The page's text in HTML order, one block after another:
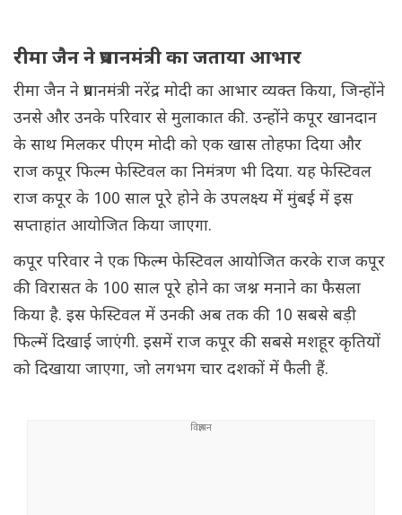
रीमा जैन ने प्रधानमंत्री का जताया आभार
रीमा जैन ने प्रधानमंत्री नरेंद्र मोदी का आभार व्यक्त किया, जिन्होंने
उनसे और उनके परिवार से मुलाकात की. उन्होंने कपूर खानदान
के साथ मिलकर पीएम मोदी को एक खास तोहफा दिया और
राज कपूर फिल्म फेस्टिवल का निमंत्रण भी दिया. यह फेस्टिवल
राज कपूर के 100 साल पूरे होने के उपलक्ष्य में मुंबई में इस
सप्ताहांत आयोजित किया जाएगा.
कपूर परिवार ने एक फिल्म फेस्टिवल आयोजित करके राज कपूर
की विरासत के 100 साल पूरे होने का जश्न मनाने का फैसला
किया है. इस फेस्टिवल में उनकी अब तक की 10 सबसे बड़ी
फिल्में दिखाई जाएंगी. इसमें राज कपूर की सबसे मशहूर कृतियों
को दिखाया जाएगा, जो लगभग चार दशकों में फैली हैं.